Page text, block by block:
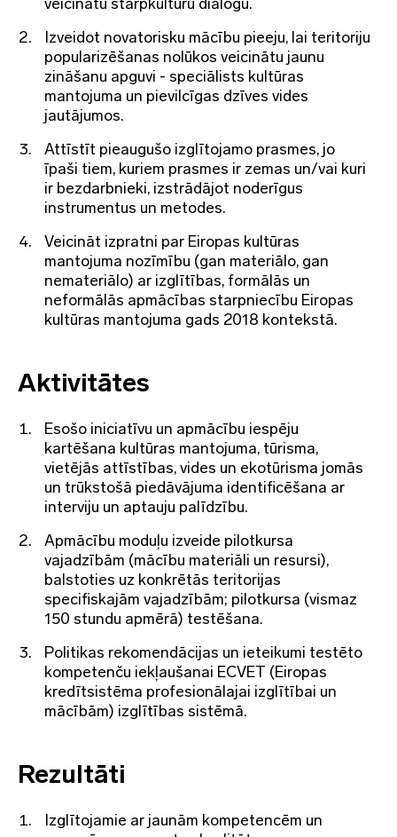
Izveidot novatorisku mācību pieeju, lai teritoriju
popularizēšanas nolūkos veicinātu jaunu
zināšanu apguvi - speciālists kultūras
mantojuma un pievilcīgas dzīves vides
jautājumos.
Attīstīt pieaugušo izglītojamo prasmes, jo
īpaši tiem, kuriem prasmes ir zemas un/vai kuri
ir bezdarbnieki, izstrādājot noderīgus
instrumentus un metodes.
Veicināt izpratni par Eiropas kultūras
mantojuma nozīmību (gan materiālo, gan
nemateriālo) ar izglītības, formālās un
neformālās apmācības starpniecību Eiropas
kultūras mantojuma gads 2018 kontekstā.
Aktivitātes
Esošo iniciatīvu un apmācību iespēju
kartēšana kultūras mantojuma, tūrisma,
vietējās attīstības, vides un ekotūrisma jomās
un trūkstošā piedāvājuma identificēšana ar
interviju un aptauju palīdzību.
Apmācību moduļu izveide pilotkursa
vajadzībām (mācību materiāli un resursi),
balstoties uz konkrētās teritorijas
specifiskajām vajadzībām; pilotkursa (vismaz
150 stundu apmērā) testēšana.
Politikas rekomendācijas un ieteikumi testēto
kompetenču iekļaušanai ECVET (Eiropas
kredītsistēma profesionālajai izglītībai un
mācībām) izglītības sistēmā.
Rezultāti
Izglītojamie ar jaunām kompetencēm un